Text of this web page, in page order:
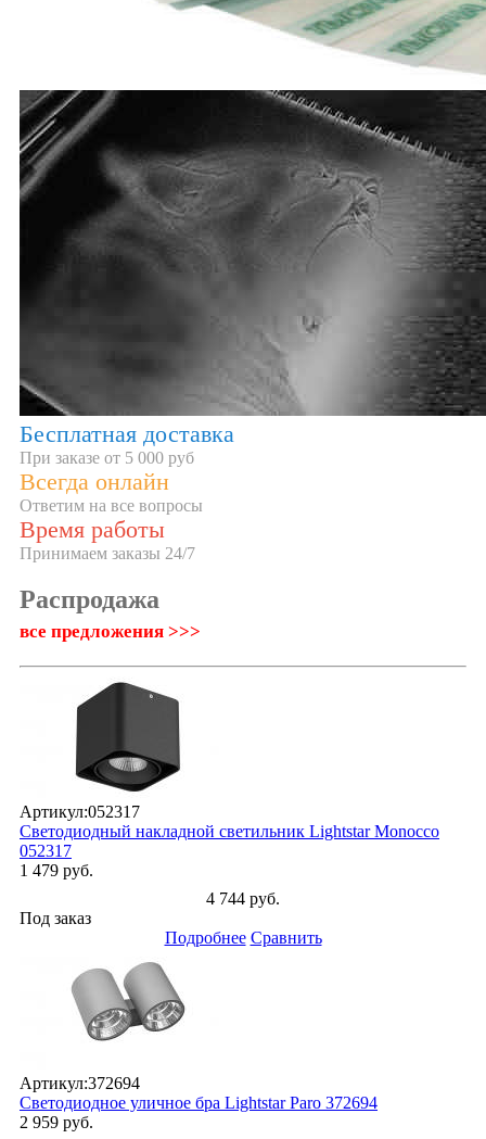
Бесплатная доставка
При заказе от 5 000 руб
Всегда онлайн
Ответим на все вопросы
Время работы
Принимаем заказы 24/7
Распродажа
все предложения >>>
Артикул:052317
Светодиодный накладной светильник Lightstar Monocco
052317
1 479 руб.
4 744 руб.
Под заказ
Подробнее Сравнить
Артикул:372694
Светодиодное уличное бра Lightstar Paro 372694
2 959 руб.